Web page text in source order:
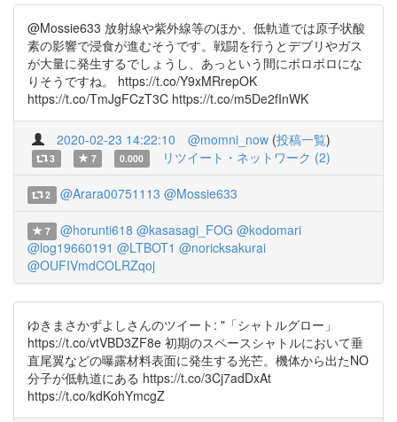
@Mossie633 放射線や紫外線等のほか、低軌道では原子状酸
素の影響で浸食が進むそうです。戦闘を行うとデブリやガス
が大量に発生するでしょうし、あっという間にボロボロにな
りそうですね。 https://t.co/Y9xMRrepOK
https://t.co/TmJgFCzT3C https://t.co/m5De2fInWK
2020-02-23 14:22:10 @momni_now (投稿一覧)
3 7 0.000 リツイート・ネットワーク (2)
2 @Arara00751113 @Mossie633
7 @horunti618 @kasasagi_FOG @kodomari
@log19660191 @LTBOT1 @noricksakurai
@OUFIVmdCOLRZqoj
ゆきまさかずよしさんのツイート: "「シャトルグロー」
https://t.co/vtVBD3ZF8e 初期のスペースシャトルにおいて垂
直尾翼などの曝露材料表面に発生する光芒。機体から出たNO
分子が低軌道にある https://t.co/3Cj7adDxAt
https://t.co/kdKohYmcgZ